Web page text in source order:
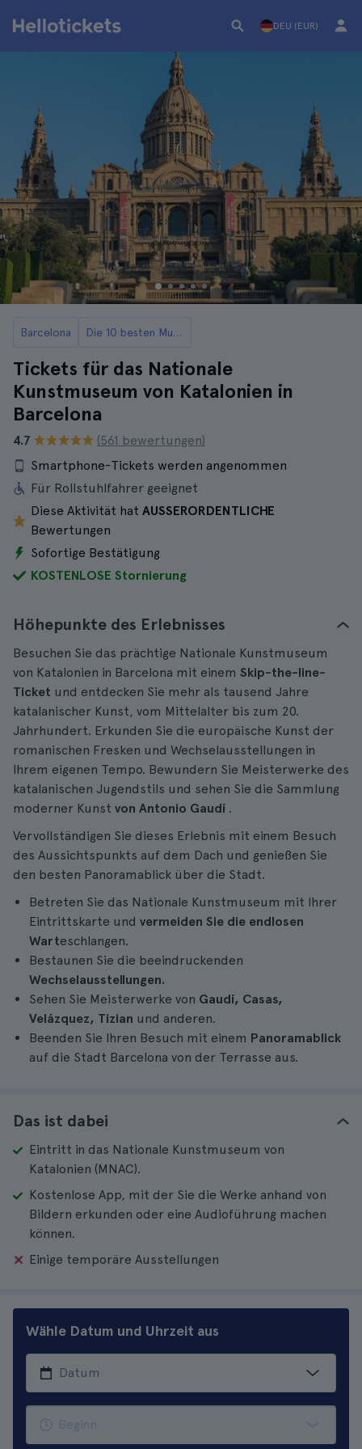
DEU (EUR)
Barcelona Die 10 besten Museen in Barcelona
Tickets für das Nationale
Kunstmuseum von Katalonien in
Barcelona
4.7
(561 bewertungen)
Smartphone-Tickets werden angenommen
Für Rollstuhlfahrer geeignet
Diese Aktivität hat AUSSERORDENTLICHE
Bewertungen
Sofortige Bestätigung
KOSTENLOSE Stornierung
Höhepunkte des Erlebnisses
Besuchen Sie das prächtige Nationale Kunstmuseum
von Katalonien in Barcelona mit einem Skip-the-line-
Ticket und entdecken Sie mehr als tausend Jahre
katalanischer Kunst, vom Mittelalter bis zum 20.
Jahrhundert. Erkunden Sie die europäische Kunst der
romanischen Fresken und Wechselausstellungen in
Ihrem eigenen Tempo. Bewundern Sie Meisterwerke des
katalanischen Jugendstils und sehen Sie die Sammlung
moderner Kunst von Antonio Gaudí .
Vervollständigen Sie dieses Erlebnis mit einem Besuch
des Aussichtspunkts auf dem Dach und genießen Sie
den besten Panoramablick über die Stadt.
Betreten Sie das Nationale Kunstmuseum mit Ihrer
Eintrittskarte und vermeiden Sie die endlosen
Warteschlangen.
Bestaunen Sie die beeindruckenden
Wechselausstellungen.
Sehen Sie Meisterwerke von Gaudí, Casas,
Velázquez, Tizian und anderen.
Beenden Sie Ihren Besuch mit einem Panoramablick
auf die Stadt Barcelona von der Terrasse aus.
Das ist dabei
Eintritt in das Nationale Kunstmuseum von
Katalonien (MNAC).
Kostenlose App, mit der Sie die Werke anhand von
Bildern erkunden oder eine Audioführung machen
können.
Einige temporäre Ausstellungen
Wähle Datum und Uhrzeit aus